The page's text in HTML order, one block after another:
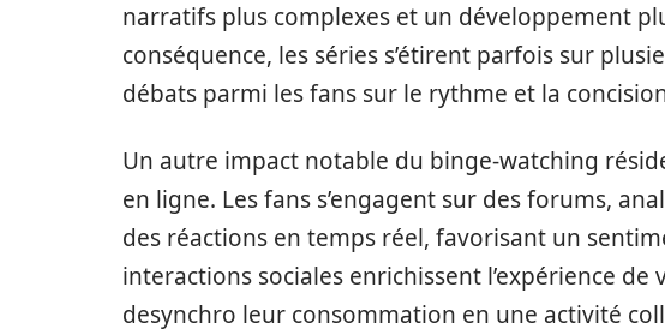
narratifs plus complexes et un développement
conséquence, les séries s’étirent parfois sur
débats parmi les fans sur le rythme et la
Un autre impact notable du binge-watching
en ligne. Les fans s’engagent sur des forums,
des réactions en temps réel, favorisant un
interactions sociales enrichissent l’expérience
desynchro leur consommation en une activité